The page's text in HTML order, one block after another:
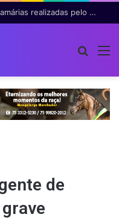
Número de cirurgias plásticas mamárias realizadas pelo SUS cresce 54% em dez anos
de